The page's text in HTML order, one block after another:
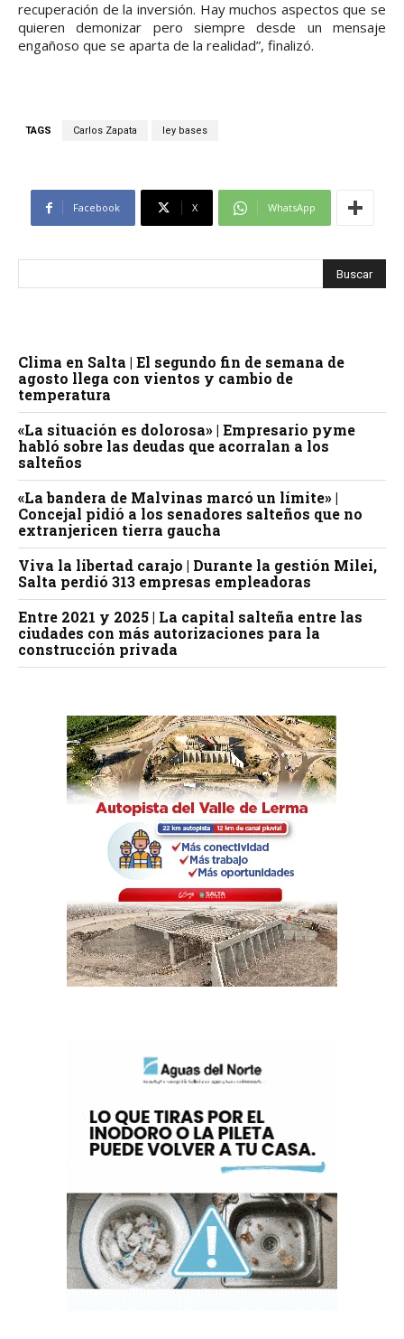
recuperación de la inversión. Hay muchos aspectos que se
quieren demonizar pero siempre desde un mensaje
engañoso que se aparta de la realidad”, finalizó.
TAGS Carlos Zapata ley bases
Facebook X WhatsApp
Clima en Salta | El segundo fin de semana de
agosto llega con vientos y cambio de
temperatura
«La situación es dolorosa» | Empresario pyme
habló sobre las deudas que acorralan a los
salteños
«La bandera de Malvinas marcó un límite» |
Concejal pidió a los senadores salteños que no
extranjericen tierra gaucha
Viva la libertad carajo | Durante la gestión Milei,
Salta perdió 313 empresas empleadoras
Entre 2021 y 2025 | La capital salteña entre las
ciudades con más autorizaciones para la
construcción privada